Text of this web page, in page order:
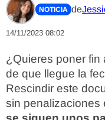
NOTICIA de
14/11/2023 08:02
¿Quieres poner fin
de que llegue la
Rescindir este
sin penalizaciones